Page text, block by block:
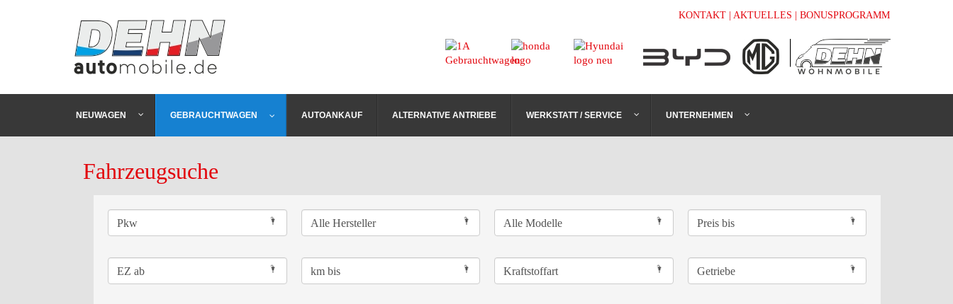
KONTAKT | AKTUELLES | BONUSPROGRAMM
NEUWAGEN GEBRAUCHTWAGEN AUTOANKAUF ALTERNATIVE ANTRIEBE WERKSTATT / SERVICE UNTERNEHMEN
Fahrzeugsuche